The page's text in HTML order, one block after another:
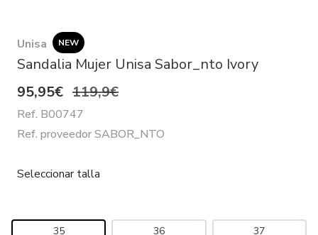
Unisa NEW
Sandalia Mujer Unisa Sabor_nto Ivory
95,95€ 119,9€
Ref. B00747
Ref. proveedor SABOR_NTO
Seleccionar talla
35 36 37